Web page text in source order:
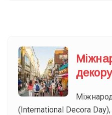
декору
(International Decora